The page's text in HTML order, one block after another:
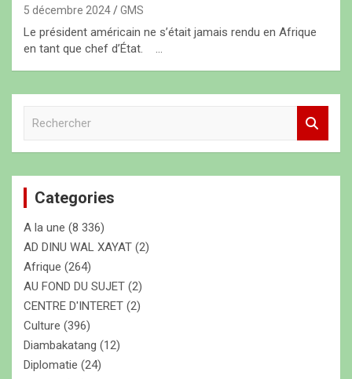
5 décembre 2024 GMS
Le président américain ne s’était jamais rendu en Afrique
en tant que chef d’État. …
e
c
h
e
r
Categories
A la une (8 336)
AD DINU WAL XAYAT (2)
Afrique (264)
AU FOND DU SUJET (2)
CENTRE D'INTERET (2)
Culture (396)
Diambakatang (12)
Diplomatie (24)